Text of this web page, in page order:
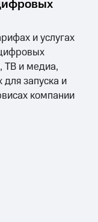
и услугах
ТВ и медиа,
запуска и
компании